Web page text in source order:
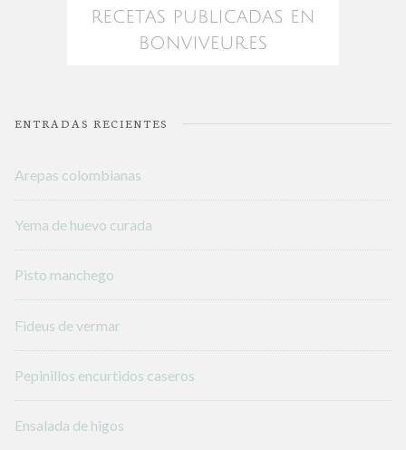
ENTRADAS RECIENTES
Arepas colombianas
Yema de huevo curada
Pisto manchego
Fideus de vermar
Pepinillos encurtidos caseros
Ensalada de higos